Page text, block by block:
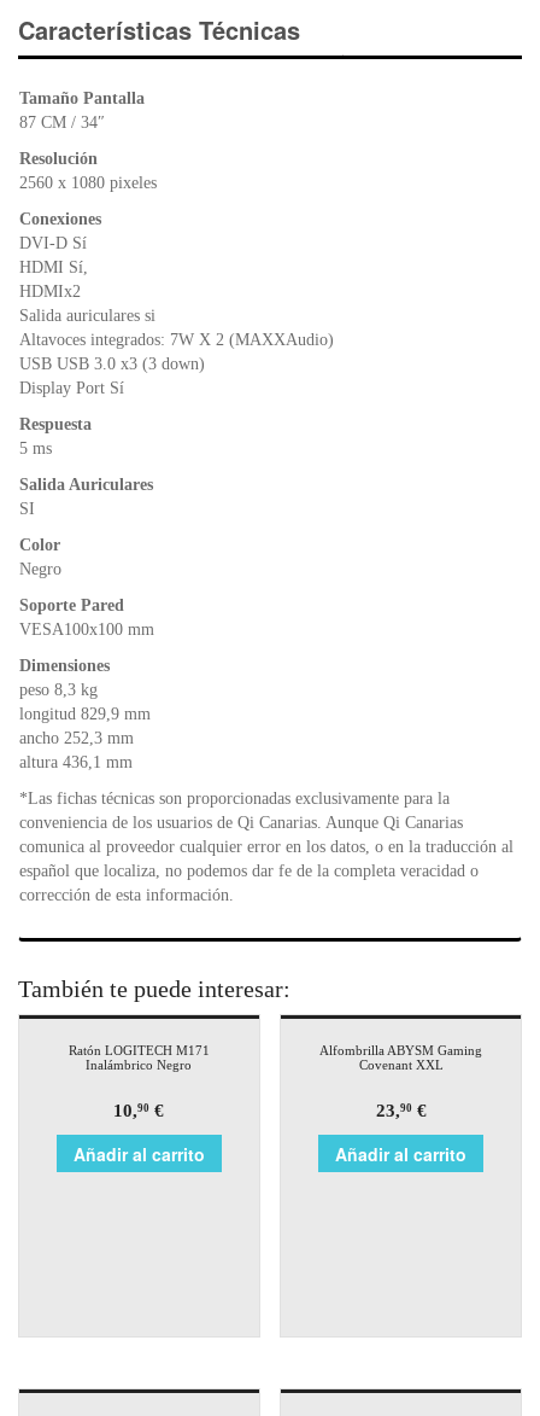
e
b
o
o
er s
A
ri
e
Características Técnicas
Tamaño Pantalla
87 CM / 34″
Resolución
2560 x 1080 pixeles
Conexiones
DVI-D Sí
HDMI Sí,
HDMIx2
Salida auriculares si
Altavoces integrados: 7W X 2 (MAXXAudio)
USB USB 3.0 x3 (3 down)
Display Port Sí
Respuesta
5 ms
Salida Auriculares
SI
Color
Negro
Soporte Pared
VESA100x100 mm
Dimensiones
peso 8,3 kg
longitud 829,9 mm
ancho 252,3 mm
altura 436,1 mm
*Las fichas técnicas son proporcionadas exclusivamente para la
conveniencia de los usuarios de Qi Canarias. Aunque Qi Canarias
comunica al proveedor cualquier error en los datos, o en la traducción al
español que localiza, no podemos dar fe de la completa veracidad o
corrección de esta información.
También te puede interesar:
Ratón LOGITECH M171
Inalámbrico Negro
10,90 €
Añadir al carrito
Alfombrilla ABYSM Gaming
Covenant XXL
23,90€
Añadir al carrito